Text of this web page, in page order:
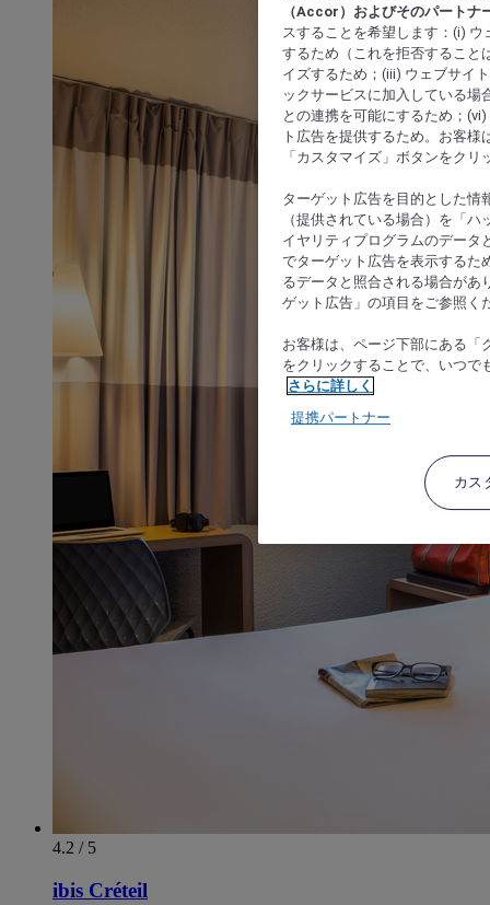
4.2 / 5
ibis Créteil
（Accor）およびそのパートナ
スすることを希望します：(i)
するため（これを拒否すること
イズするため；(iii) ウェブサイ
ックサービスに加入している場
との連携を可能にするため；
ト広告を提供するため。お客
「カスタマイズ」ボタンをク
ターゲット広告を目的とした情
（提供されている場合）を「
イヤリティプログラムのデータ
でターゲット広告を表示するた
るデータと照合される場合があ
ゲット広告」の項目をご参照く
お客様は、ページ下部にある「
をクリックすることで、いつで
さらに詳しく
提携パートナー
カス